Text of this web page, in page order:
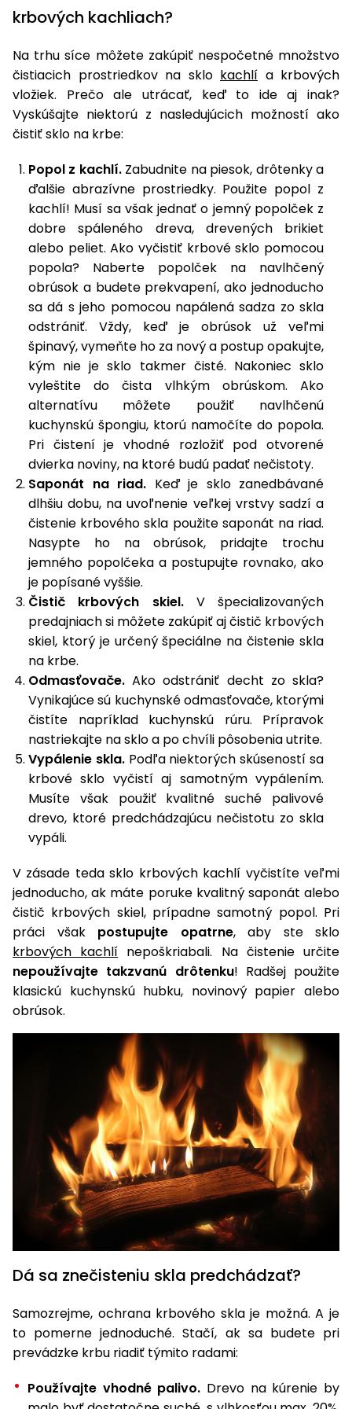
Náhradné
Vidly
Štiepačky
dreva
Drviče
vetiev
Špalíkovače
vysávače
na lístie
Záhradné
vozíky
Fúriky
Rozmetadlá
a posypové
vozíky
Čerpadlá
a
vodárne
Vysokotlakové
umývačky
Zametacie
stroje
Snežné
frézy
Odhŕňače
a lopaty
na sneh
Postrekovače
a rosiče
Príslušenstvo
boxy
rastlín
Záhradné
koše
Krhly
obrubníky
Tieniace
Odpudzovače
a pasce
stoly
dosky
Transportéry
na
betón
Meracie
prístroje
Nabíjačky
Vykurovanie
Navijaky
Príslušenstvo
Bagre
vozíky
Prilby
krbových kachliach?
Na trhu síce môžete zakúpiť nespočetné množstvo
čistiacich prostriedkov na sklo kachlí a krbových
vložiek. Prečo ale utrácať, keď to ide aj inak?
Vyskúšajte niektorú z nasledujúcich možností ako
čistiť sklo na krbe:
Popol z kachlí.Zabudnite na piesok, drôtenky a
ďalšie abrazívne prostriedky. Použite popol z
kachlí! Musí sa však jednať o jemný popolček z
dobre spáleného dreva, drevených brikiet
alebo peliet. Ako vyčistiť krbové sklo pomocou
popola? Naberte popolček na navlhčený
obrúsok a budete prekvapení, ako jednoducho
sa dá s jeho pomocou napálená sadza zo skla
odstrániť. Vždy, keď je obrúsok už veľmi
špinavý, vymeňte ho za nový a postup opakujte,
kým nie je sklo takmer čisté. Nakoniec sklo
vyleštite do čista vlhkým obrúskom. Ako
alternatívu môžete použiť navlhčenú
kuchynskú špongiu, ktorú namočíte do popola.
Pri čistení je vhodné rozložiť pod otvorené
dvierka noviny, na ktoré budú padať nečistoty.
Saponát na riad. Keď je sklo zanedbávané
dlhšiu dobu, na uvoľnenie veľkej vrstvy sadzí a
čistenie krbového skla použite saponát na riad.
Nasypte ho na obrúsok, pridajte trochu
jemného popolčeka a postupujte rovnako, ako
je popísané vyššie.
Čistič krbových skiel.V špecializovaných
predajniach si môžete zakúpiť aj čistič krbových
skiel, ktorý je určený špeciálne na čistenie skla
na krbe.
Odmasťovače. Ako odstrániť decht zo skla?
Vynikajúce sú kuchynské odmasťovače, ktorými
čistíte napríklad kuchynskú rúru. Prípravok
nastriekajte na sklo a po chvíli pôsobenia utrite.
Vypálenie skla.Podľa niektorých skúseností sa
krbové sklo vyčistí aj samotným vypálením.
Musíte však použiť kvalitné suché palivové
drevo, ktoré predchádzajúcu nečistotu zo skla
vypáli.
V zásade teda sklo krbových kachlí vyčistíte veľmi
jednoducho, ak máte poruke kvalitný saponát alebo
čistič krbových skiel, prípadne samotný popol. Pri
práci však postupujte opatrne, aby ste sklo
krbových kachlí nepoškriabali. Na čistenie určite
nepoužívajte takzvanú drôtenku! Radšej použite
klasickú kuchynskú hubku, novinový papier alebo
obrúsok.
Dá sa znečisteniu skla predchádzať?
Samozrejme, ochrana krbového skla je možná. A je
to pomerne jednoduché. Stačí, ak sa budete pri
prevádzke krbu riadiť týmito radami:
Používajte vhodné palivo. Drevo na kúrenie by